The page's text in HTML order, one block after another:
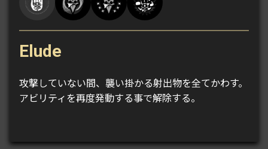
Elude
攻撃していない間、襲い掛かる射出物を全てかわす。
アビリティを再度発動する事で解除する。